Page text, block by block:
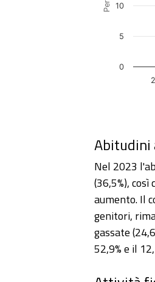
0
5
10
Abitudini
Nel 2023
(36,5%),
aumento. Il
genitori,
gassate
52,9% e il